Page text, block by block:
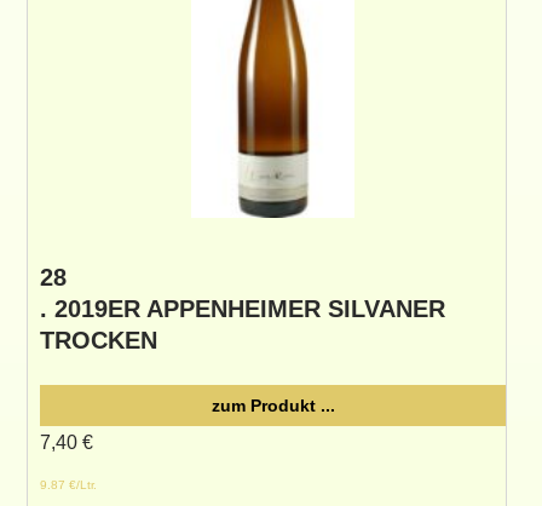
28
. 2019ER APPENHEIMER SILVANER
TROCKEN
9.87 €/Ltr.
7,40 €
zum Produkt ...